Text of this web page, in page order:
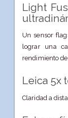
Light
Un sensor
lograr una
rendimiento
Leica 5x
Claridad a